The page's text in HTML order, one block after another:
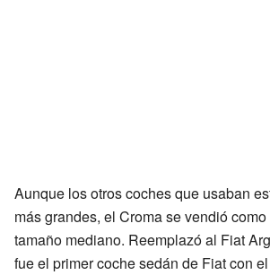
Aunque los otros coches que usaban
más grandes, el Croma se vendió
tamaño mediano. Reemplazó al Fiat
fue el primer coche sedán de Fiat con